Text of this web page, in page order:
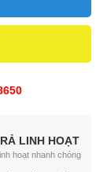
LINH HOẠT
hoạt nhanh chóng